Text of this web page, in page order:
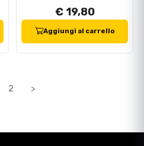
€ 19,80
Aggiungi al carrello
2 >